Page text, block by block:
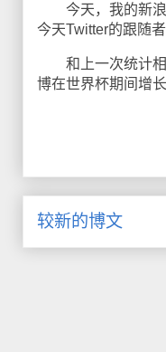
今天，我的新浪
今天Twitter的跟随
和上一次统计相
博在世界杯期间增
较新的博文